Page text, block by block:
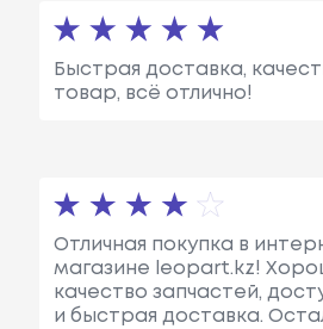
Быстрая доставка,
товар, всё отлично!
Отличная покупка в
магазине leopart.kz!
качество запчастей,
и быстрая доставка.